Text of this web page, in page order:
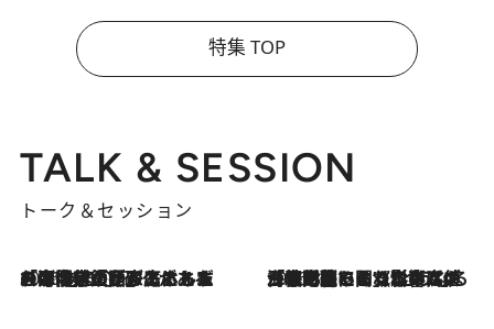
特集 TOP
TALK & SESSION
トーク＆セッション
2026.8.3
「今後値上げがあるとすれば…」「リスクがあるのは今年の冬」エネルギー専門家が語る、ホルムズ海峡封鎖が家庭にもたらす“ある心配” 2026.8.3
「住宅建てられない…」「サーチャージ料の高値が続いている」ホルムズ海峡封鎖による影響はいつまで続く？《エネルギー専門家に聞く“どうなる日本の暮らし”》